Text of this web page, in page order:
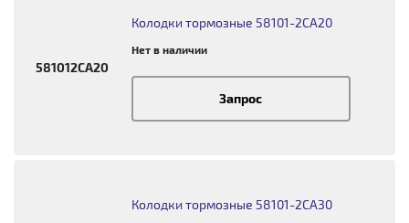
581012CA20
Колодки тормозные 58101-2CA20
Нет в наличии
Запрос
Колодки тормозные 58101-2CA30